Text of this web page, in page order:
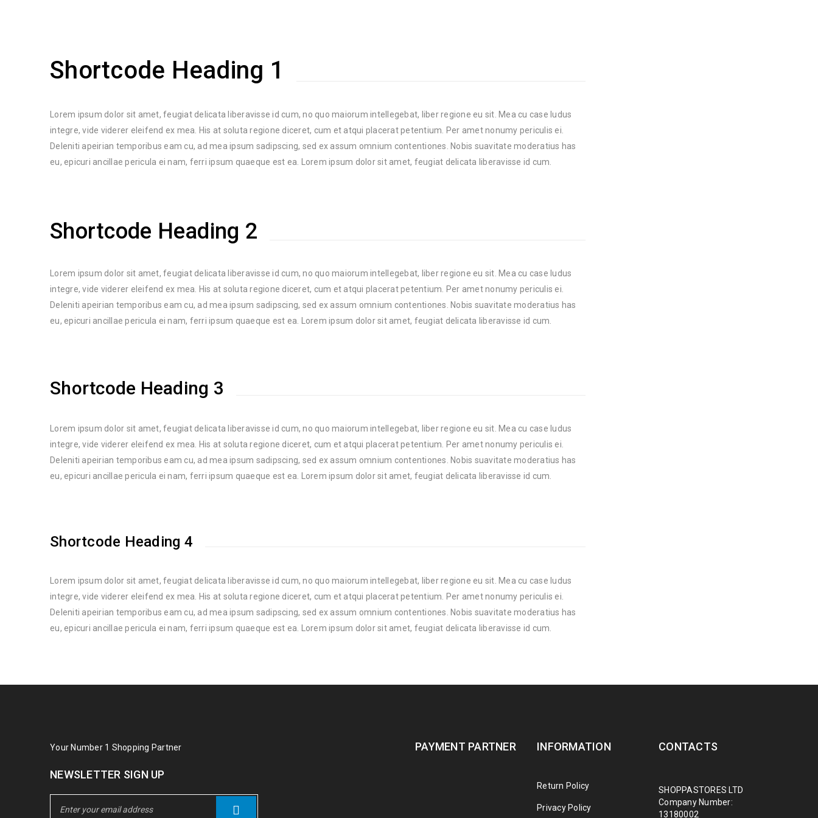
Shortcode Heading 1
Lorem ipsum dolor sit amet, feugiat delicata liberavisse id cum, no quo maiorum intellegebat, liber regione eu sit. Mea cu case ludus
integre, vide viderer eleifend ex mea. His at soluta regione diceret, cum et atqui placerat petentium. Per amet nonumy periculis ei.
Deleniti apeirian temporibus eam cu, ad mea ipsum sadipscing, sed ex assum omnium contentiones. Nobis suavitate moderatius has
eu, epicuri ancillae pericula ei nam, ferri ipsum quaeque est ea. Lorem ipsum dolor sit amet, feugiat delicata liberavisse id cum.
Shortcode Heading 2
Lorem ipsum dolor sit amet, feugiat delicata liberavisse id cum, no quo maiorum intellegebat, liber regione eu sit. Mea cu case ludus
integre, vide viderer eleifend ex mea. His at soluta regione diceret, cum et atqui placerat petentium. Per amet nonumy periculis ei.
Deleniti apeirian temporibus eam cu, ad mea ipsum sadipscing, sed ex assum omnium contentiones. Nobis suavitate moderatius has
eu, epicuri ancillae pericula ei nam, ferri ipsum quaeque est ea. Lorem ipsum dolor sit amet, feugiat delicata liberavisse id cum.
Shortcode Heading 3
Lorem ipsum dolor sit amet, feugiat delicata liberavisse id cum, no quo maiorum intellegebat, liber regione eu sit. Mea cu case ludus
integre, vide viderer eleifend ex mea. His at soluta regione diceret, cum et atqui placerat petentium. Per amet nonumy periculis ei.
Deleniti apeirian temporibus eam cu, ad mea ipsum sadipscing, sed ex assum omnium contentiones. Nobis suavitate moderatius has
eu, epicuri ancillae pericula ei nam, ferri ipsum quaeque est ea. Lorem ipsum dolor sit amet, feugiat delicata liberavisse id cum.
Shortcode Heading 4
Lorem ipsum dolor sit amet, feugiat delicata liberavisse id cum, no quo maiorum intellegebat, liber regione eu sit. Mea cu case ludus
integre, vide viderer eleifend ex mea. His at soluta regione diceret, cum et atqui placerat petentium. Per amet nonumy periculis ei.
Deleniti apeirian temporibus eam cu, ad mea ipsum sadipscing, sed ex assum omnium contentiones. Nobis suavitate moderatius has
eu, epicuri ancillae pericula ei nam, ferri ipsum quaeque est ea. Lorem ipsum dolor sit amet, feugiat delicata liberavisse id cum.
Your Number 1 Shopping Partner
NEWSLETTER SIGN UP
PAYMENT PARTNER INFORMATION
Return Policy
Privacy Policy
CONTACTS
SHOPPASTORES LTD
Company Number:
13180002